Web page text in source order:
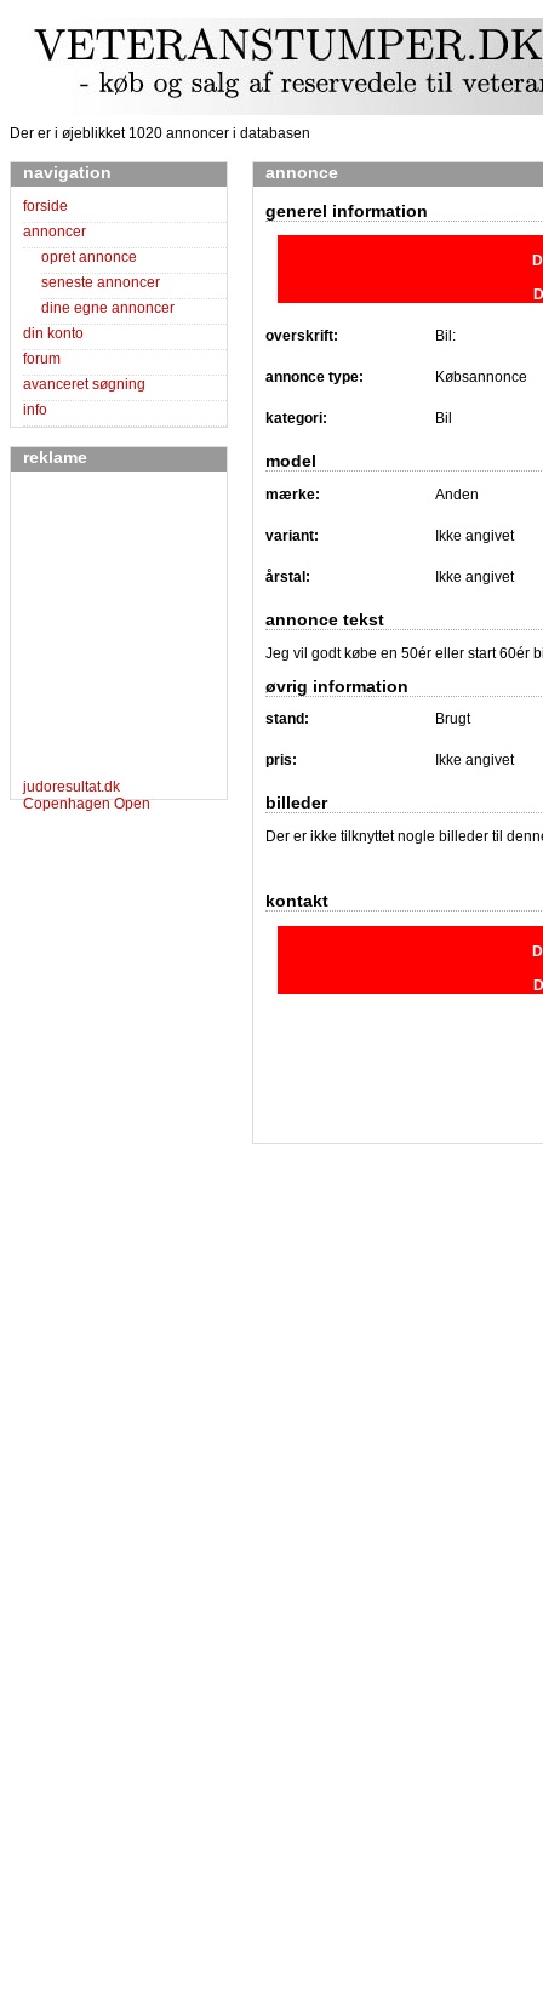
Der er i øjeblikket 1020 annoncer i databasen
navigation
forside
annoncer
opret annonce
seneste annoncer
dine egne annoncer
din konto
forum
avanceret søgning
info
reklame
judoresultat.dk
Copenhagen Open
annonce
generel information
overskrift: Bil:
annonce type: Købsannonce
kategori: Bil
model
mærke: Anden
variant: Ikke angivet
årstal: Ikke angivet
annonce tekst
Jeg vil godt købe en 50ér eller start 60ér
øvrig information
stand: Brugt
pris: Ikke angivet
billeder
Der er ikke tilknyttet nogle billeder til
kontakt